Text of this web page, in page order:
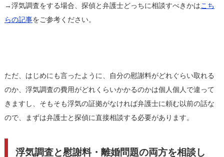
→浮気調査をする場合、探偵と弁護士どっちに相談すべきかはこち
らの記事をご参考ください。
ただ、はじめにも言ったように、自分の慰謝料がどれぐらい取れる
のか、浮気調査の費用がどれくらいかかるのかは個人個人で違って
きますし、そもそも浮気の証拠がなければ弁護士に頼む以前の話な
ので、まずは弁護士と探偵に直接相談する必要があります。
浮気調査と慰謝料・離婚問題の両方を相談し